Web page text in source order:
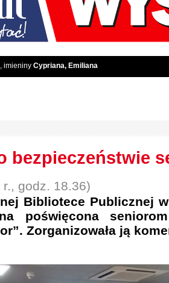
, imieniny Cypriana, Emiliana
bezpieczeństwie
godz. 18.36)
Bibliotece Publicznej
poświęcona
Zorganizowała ją